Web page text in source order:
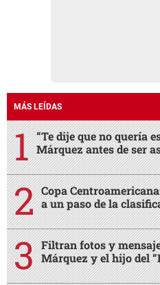
MÁS LEÍDAS
“Te dije que no quería
Márquez antes de ser
Copa
a un paso de la
Filtran fotos y
Márquez y el hijo del